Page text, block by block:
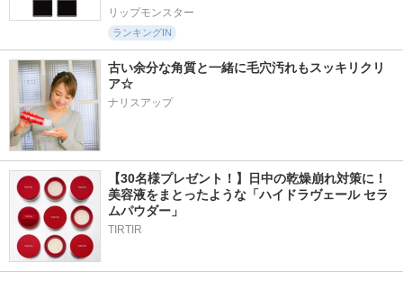
リップモンスター
ランキングIN
古い余分な角質と一緒に毛穴汚れもスッキリクリ
ア☆
ナリスアップ
【30名様プレゼント！】日中の乾燥崩れ対策に！
美容液をまとったような「ハイドラヴェール セラ
ムパウダー」
TIRTIR